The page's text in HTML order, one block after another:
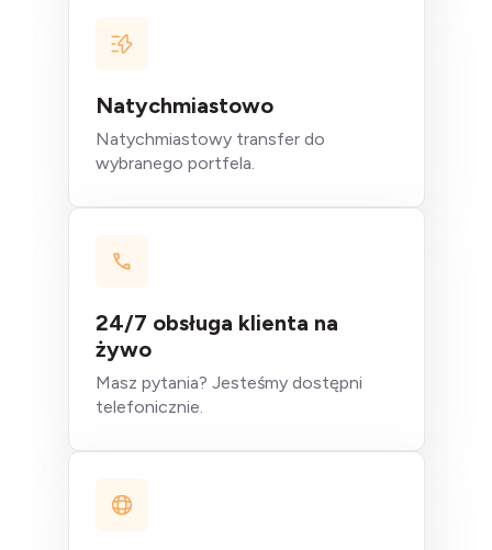
Natychmiastowo
Natychmiastowy transfer do
wybranego portfela.
24/7 obsługa klienta na
żywo
Masz pytania? Jesteśmy dostępni
telefonicznie.